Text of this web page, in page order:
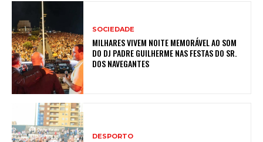
SOCIEDADE
MILHARES VIVEM NOITE MEMORÁVEL AO SOM
DO DJ PADRE GUILHERME NAS FESTAS DO SR.
DOS NAVEGANTES
DESPORTO